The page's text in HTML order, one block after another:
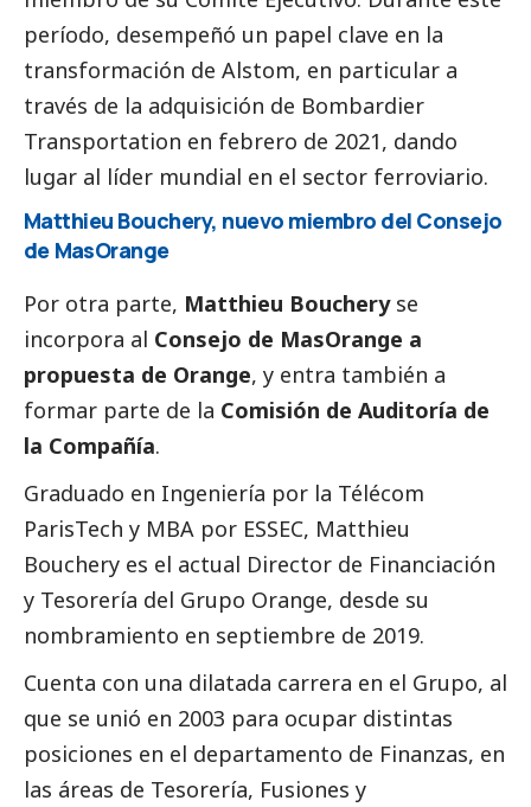
período, desempeñó un papel clave en la
transformación de Alstom, en particular a
través de la adquisición de Bombardier
Transportation en febrero de 2021, dando
lugar al líder mundial en el sector ferroviario.
Matthieu Bouchery, nuevo miembro del Consejo
de MasOrange
Por otra parte, Matthieu Boucheryse
incorpora al Consejo de MasOrange a
propuesta de Orange, y entra también a
formar parte de la Comisión de Auditoría de
la Compañía.
Graduado en Ingeniería por la Télécom
ParisTech y MBA por ESSEC, Matthieu
Bouchery es el actual Director de Financiación
y Tesorería del Grupo Orange, desde su
nombramiento en septiembre de 2019.
Cuenta con una dilatada carrera en el Grupo, al
que se unió en 2003 para ocupar distintas
posiciones en el departamento de Finanzas, en
las áreas de Tesorería, Fusiones y